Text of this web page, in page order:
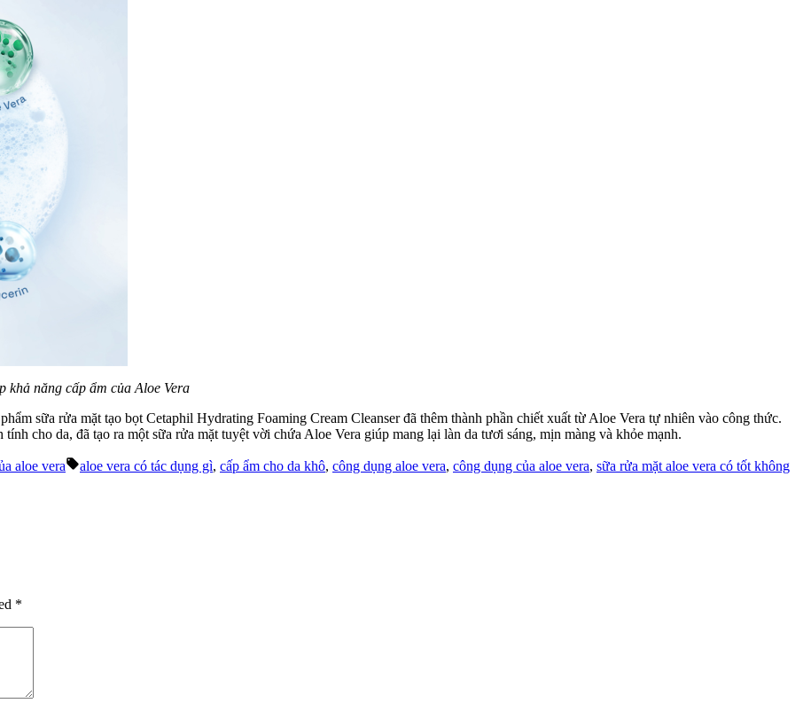
năng cấp ẩm của Aloe Vera
sữa rửa mặt tạo bọt Cetaphil Hydrating Foaming Cream Cleanser đã thêm thành phần chiết xuất từ Aloe Vera tự nhiên vào công thức.
cho da, đã tạo ra một sữa rửa mặt tuyệt vời chứa Aloe Vera giúp mang lại làn da tươi sáng, mịn màng và khỏe mạnh.
aloe vera Tags:
aloe vera có tác dụng gì, cấp ẩm cho da khô, công dụng aloe vera, công dụng của aloe vera, sữa rửa mặt aloe vera có tốt không
*